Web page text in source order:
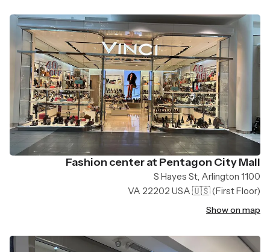
Fashion center at Pentagon City Mall
1100 S Hayes St, Arlington
VA 22202 USA 🇺🇸(First Floor)
Show on map